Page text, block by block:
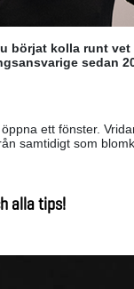
börjat kolla runt
sedan
ett fönster.
samtidigt som
alla tips!